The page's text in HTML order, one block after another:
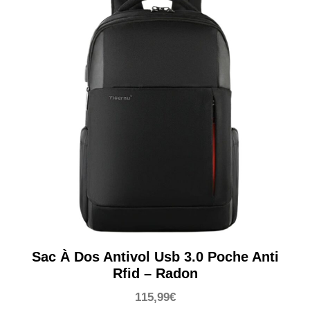
Sac À Dos Antivol Usb 3.0 Poche Anti
Rfid – Radon
115,99€